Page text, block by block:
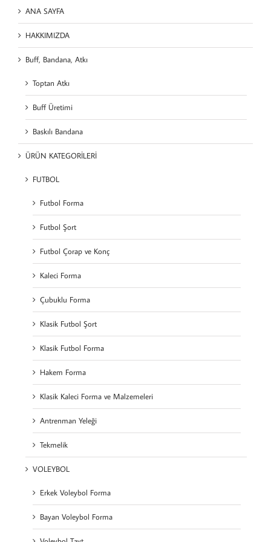
ANA SAYFA
HAKKIMIZDA
Buff, Bandana, Atkı
Toptan Atkı
Buff Üretimi
Baskılı Bandana
ÜRÜN KATEGORİLERİ
FUTBOL
Futbol Forma
Futbol Şort
Futbol Çorap ve Konç
Kaleci Forma
Çubuklu Forma
Klasik Futbol Şort
Klasik Futbol Forma
Hakem Forma
Klasik Kaleci Forma ve Malzemeleri
Antrenman Yeleği
Tekmelik
VOLEYBOL
Erkek Voleybol Forma
Bayan Voleybol Forma